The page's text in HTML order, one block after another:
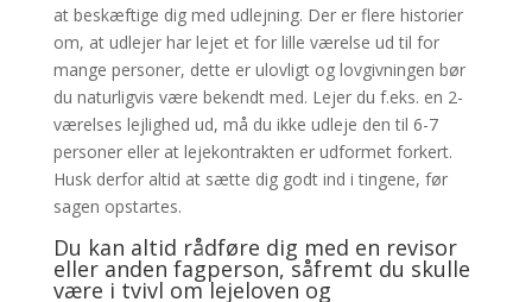
at beskæftige dig med udlejning. Der er flere historier
om, at udlejer har lejet et for lille værelse ud til for
mange personer, dette er ulovligt og lovgivningen bør
du naturligvis være bekendt med. Lejer du f.eks. en 2-
værelses lejlighed ud, må du ikke udleje den til 6-7
personer eller at lejekontrakten er udformet forkert.
Husk derfor altid at sætte dig godt ind i tingene, før
sagen opstartes.
Du kan altid rådføre dig med en revisor
eller anden fagperson, såfremt du skulle
være i tvivl om lejeloven og